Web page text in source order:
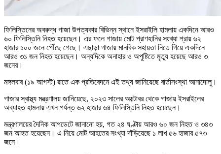
ফিলিস্তিনের অবরুদ্ধ গাজা উপত্যকার বিভিন্ন স্থানে ইসরাইলি হামলায় একদিনে আরও
৬০ ফিলিস্তিনি নিহত হয়েছেন। এর ফলে গাজায় মোট প্রাণহানির সংখ্যা প্রায় ৬২
হাজার ১০০ জনে পৌঁছে গেছে। এছাড়া গাজায় মানবিক সহায়তা নিতে গিয়ে একদিনে
আরও ৩১ জন নিহত হয়েছেন। অন্যদিকে অনাহার ও অপুষ্টিতে মৃত্যু হয়েছে আরও ৩
জনের।
মঙ্গলবার (১৯ আগস্ট) রাতে এক প্রতিবেদনে এই তথ্য জানিয়েছে বার্তাসংস্থা আনাদোলু।
গাজার স্বাস্থ্য মন্ত্রণালয় জানিয়েছে, ২০২৩ সালের অক্টোবর থেকে গাজায় ইসরাইলের
অব্যাহত হামলায় এখন পর্যন্ত ৬২ হাজার ৬৪ ফিলিস্তিনি নিহত হয়েছেন।
মন্ত্রণালয়ের দৈনিক আপডেটে জানানো হয়, গত ২৪ ঘণ্টায় আরও ৬০ জন নিহত ও ৩৪৩
জন আহত হয়েছেন। এ নিয়ে মোট আহতের সংখ্যা দাঁড়িয়েছে ১ লাখ ৫৬ হাজার ৫৭৩
জনে।